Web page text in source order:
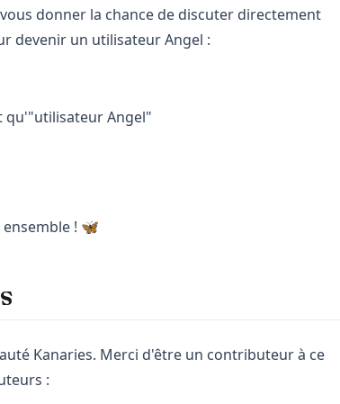
donner la chance de discuter directement
devenir un utilisateur Angel :
qu'"utilisateur Angel"
! 🦋
Kanaries. Merci d'être un contributeur à ce
: